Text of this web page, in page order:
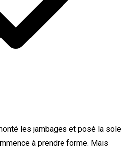
les jambages et posé la sole
à prendre forme. Mais